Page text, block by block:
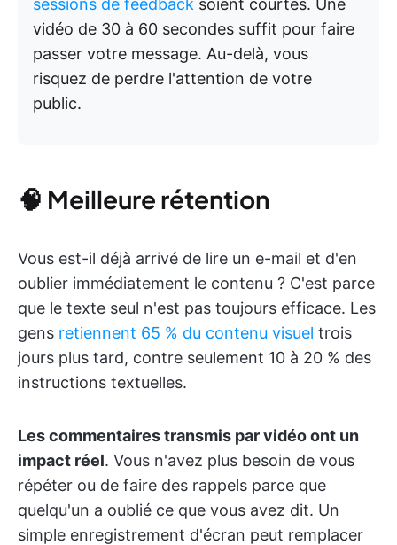
sessions de feedback soient courtes. Une
vidéo de 30 à 60 secondes suffit pour faire
passer votre message. Au-delà, vous
risquez de perdre l'attention de votre
public.
🧠 Meilleure rétention
Vous est-il déjà arrivé de lire un e-mail et d'en
oublier immédiatement le contenu ? C'est parce
que le texte seul n'est pas toujours efficace. Les
gens retiennent 65 % du contenu visuel trois
jours plus tard, contre seulement 10 à 20 % des
instructions textuelles.
Les commentaires transmis par vidéo ont un
impact réel. Vous n'avez plus besoin de vous
répéter ou de faire des rappels parce que
quelqu'un a oublié ce que vous avez dit. Un
simple enregistrement d'écran peut remplacer